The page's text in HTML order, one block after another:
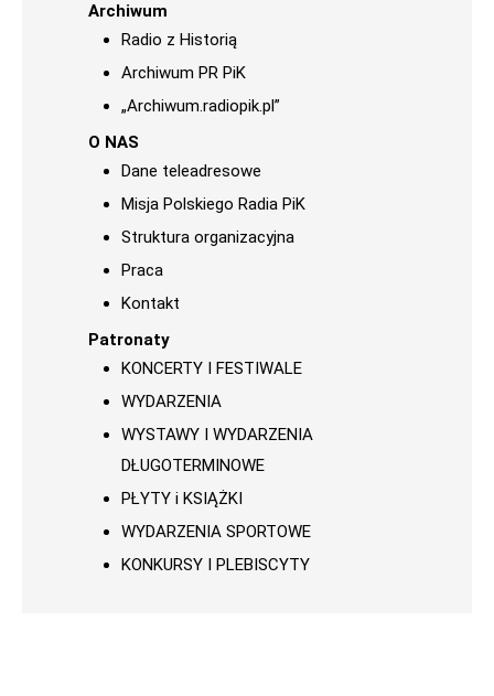
Archiwum
Radio z Historią
Archiwum PR PiK
„Archiwum.radiopik.pl”
O NAS
Dane teleadresowe
Misja Polskiego Radia PiK
Struktura organizacyjna
Praca
Kontakt
Patronaty
KONCERTY I FESTIWALE
WYDARZENIA
WYSTAWY I WYDARZENIA
DŁUGOTERMINOWE
PŁYTY i KSIĄŻKI
WYDARZENIA SPORTOWE
KONKURSY I PLEBISCYTY